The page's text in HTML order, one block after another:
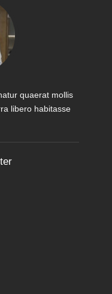
quaerat mollis
libero habitasse